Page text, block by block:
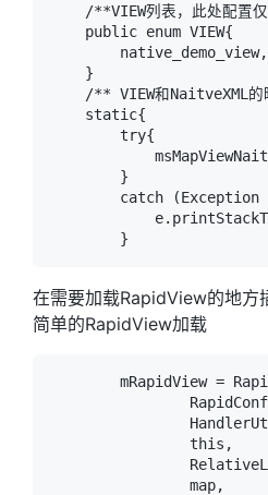
/**VIEW列表，此处配置仅
public enum VIEW{
native_demo_view, //
}
/** VIEW和NaitveXML的映
static{
try{
}
catch (Exception
在需要加载RapidView的地方
简单的RapidView加载
mRapidView =
this,
map,